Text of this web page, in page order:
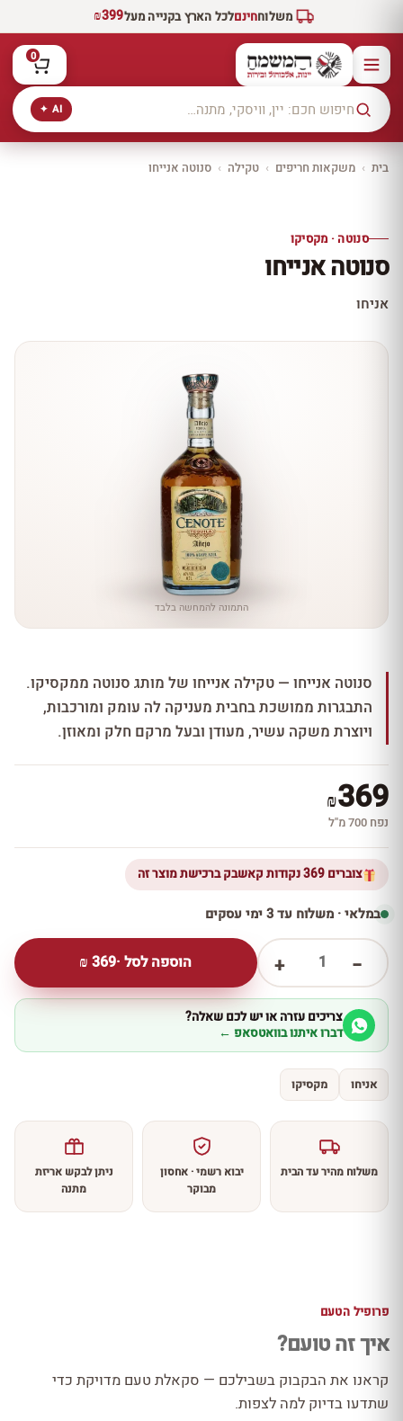
משלוחחינםלכל הארץ בקנייה מעל₪399
AI ✦
0
בית › משקאות חריפים › טקילה › סנוטה אנייחו
10% הנחה
עכשיו ב-10% הנחה
סנוטה · מקסיקו
סנוטה אנייחו
אניחו
התמונה להמחשה בלבד
סנוטה אנייחו — טקילה אנייחו של מותג סנוטה ממקסיקו.
התבגרות ממושכת בחבית מעניקה לה עומק ומורכבות,
ויוצרת משקה עשיר, מעודן ובעל מרקם חלק ומאוזן.
₪369
נפח 700 מ''ל
צוברים 369 נקודות קאשבק ברכישת מוצר זה
במלאי · משלוח עד 3 ימי עסקים
−
1
+ הוספה לסל ·369
₪
צריכים עזרה או יש לכם שאלה?
דברו איתנו בוואטסאפ ←
אניחו מקסיקו
משלוח מהיר עד הבית
יבוא רשמי · אחסון
מבוקר
ניתן לבקש אריזת
מתנה
פרופיל הטעם
איך זה טועם?
קראנו את הבקבוק בשבילכם — סקאלת טעם מדויקת כדי
שתדעו בדיוק למה לצפות.